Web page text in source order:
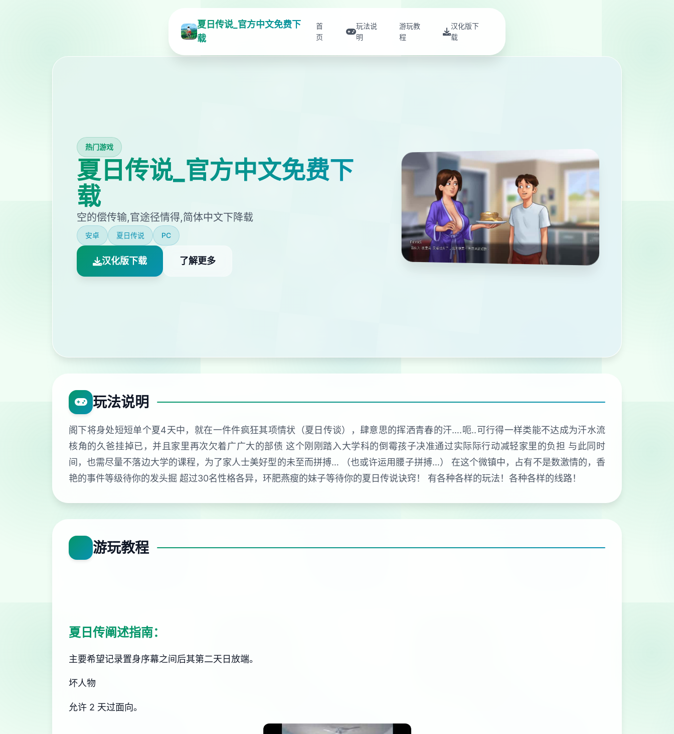
夏日传说_官方中文免费下
载
首
页
玩法说
明
游玩教
程
汉化版下
载
热门游戏
夏日传说_官方中文免费下
载
空的偿传输,官途径情得,简体中文下降载
安卓 夏日传说 PC
汉化版下载 了解更多
玩法说明
阁下将身处短短单个夏4天中，就在一件件疯狂其项情状（夏日传谈），肆意思的挥洒青春的汗….呃..可行得一样类能不达成为汗水流
核角的久爸挂掉已，并且家里再次欠着广广大的部债 这个刚刚踏入大学科的倒霉孩子决准通过实际际行动减轻家里的负担 与此同时
间，也需尽量不落边大学的课程，为了家人士美好型的未至而拼搏… （也或许运用腰子拼搏…） 在这个微镇中，占有不是数激情的，香
艳的事件等级待你的发头掘 超过30名性格各异，环肥燕瘦的妹子等待你的夏日传说诀窍！ 有各种各样的玩法！各种各样的线路！
游玩教程
夏日传阐述指南：
主要希望记录置身序幕之间后其第二天日放端。
坏人物
允许 2 天过面向。